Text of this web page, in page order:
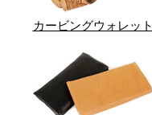
カービングウォレット